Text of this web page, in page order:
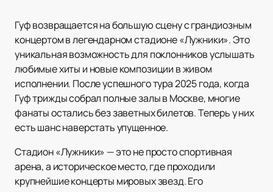
Гуф возвращается на большую сцену с грандиозным
концертом в легендарном стадионе «Лужники». Это
уникальная возможность для поклонников услышать
любимые хиты и новые композиции в живом
исполнении. После успешного тура 2025 года, когда
Гуф трижды собрал полные залы в Москве, многие
фанаты остались без заветных билетов. Теперь у них
есть шанс наверстать упущенное.
Стадион «Лужники» — это не просто спортивная
арена, а историческое место, где проходили
крупнейшие концерты мировых звезд. Его